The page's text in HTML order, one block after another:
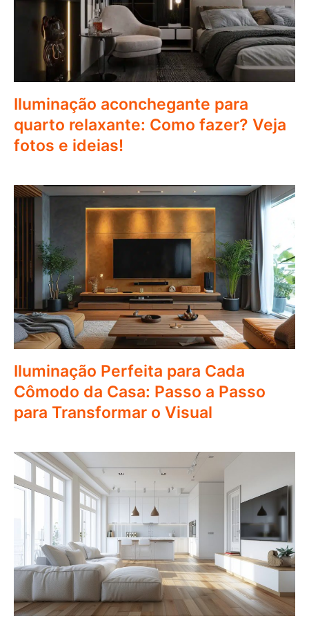
Iluminação aconchegante para
quarto relaxante: Como fazer? Veja
fotos e ideias!
Iluminação Perfeita para Cada
Cômodo da Casa: Passo a Passo
para Transformar o Visual